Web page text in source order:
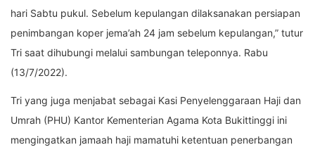
hari Sabtu pukul. Sebelum kepulangan dilaksanakan persiapan
penimbangan koper jema’ah 24 jam sebelum kepulangan,” tutur
Tri saat dihubungi melalui sambungan teleponnya. Rabu
(13/7/2022).
Tri yang juga menjabat sebagai Kasi Penyelenggaraan Haji dan
Umrah (PHU) Kantor Kementerian Agama Kota Bukittinggi ini
mengingatkan jamaah haji mamatuhi ketentuan penerbangan